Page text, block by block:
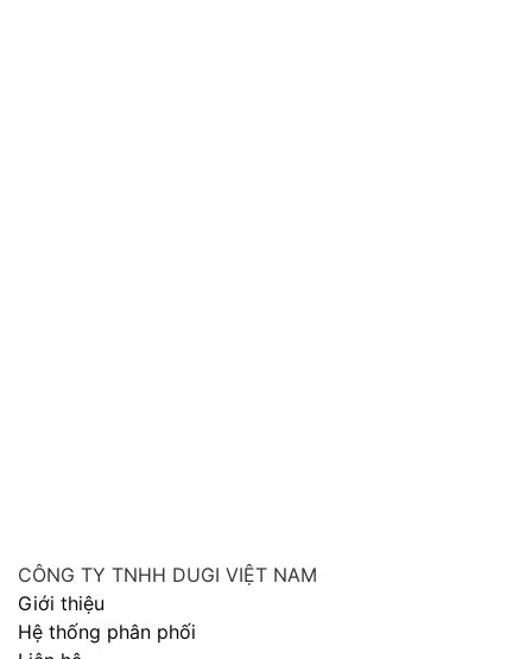
CÔNG TY TNHH DUGI VIỆT NAM
Giới thiệu
Hệ thống phân phối